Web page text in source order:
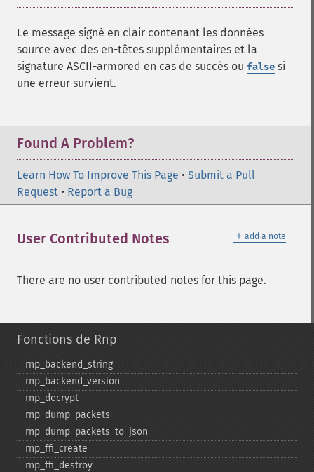
Le message signé en clair contenant les données
source avec des en-têtes supplémentaires et la
signature ASCII-armored en cas de succès ou false si
une erreur survient.
Found A Problem?
Learn How To Improve This Page • Submit a Pull
Request • Report a Bug
＋ add a note
User Contributed Notes
There are no user contributed notes for this page.
Fonctions de Rnp
rnp_​backend_​string
rnp_​backend_​version
rnp_​decrypt
rnp_​dump_​packets
rnp_​dump_​packets_​to_​json
rnp_​ffi_​create
rnp_​ffi_​destroy